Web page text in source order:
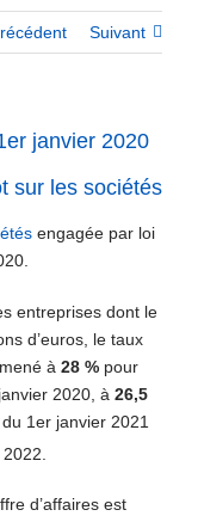
Suivant
janvier 2020
sur les sociétés
engagée par loi
entreprises dont le
d’euros, le taux
à 28 % pour
2020, à 26,5
1er janvier 2021
d’affaires est